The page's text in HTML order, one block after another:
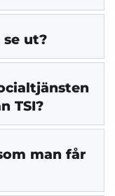
se ut?
TSI?
man får